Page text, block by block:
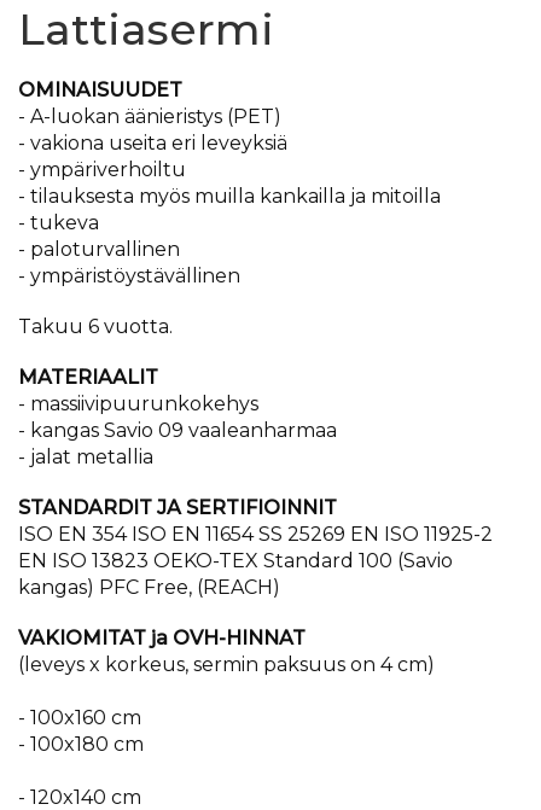
Lattiasermi
OMINAISUUDET
- A-luokan äänieristys (PET)
- vakiona useita eri leveyksiä
- ympäriverhoiltu
- tilauksesta myös muilla kankailla ja mitoilla
- tukeva
- paloturvallinen
- ympäristöystävällinen
Takuu 6 vuotta.
MATERIAALIT
- massiivipuurunkokehys
- kangas Savio 09 vaaleanharmaa
- jalat metallia
STANDARDIT JA SERTIFIOINNIT
ISO EN 354 ISO EN 11654 SS 25269 EN ISO 11925-2
EN ISO 13823 OEKO-TEX Standard 100 (Savio
kangas) PFC Free, (REACH)
VAKIOMITAT ja OVH-HINNAT
(leveys x korkeus, sermin paksuus on 4 cm)
- 100x160 cm
- 100x180 cm
- 120x140 cm